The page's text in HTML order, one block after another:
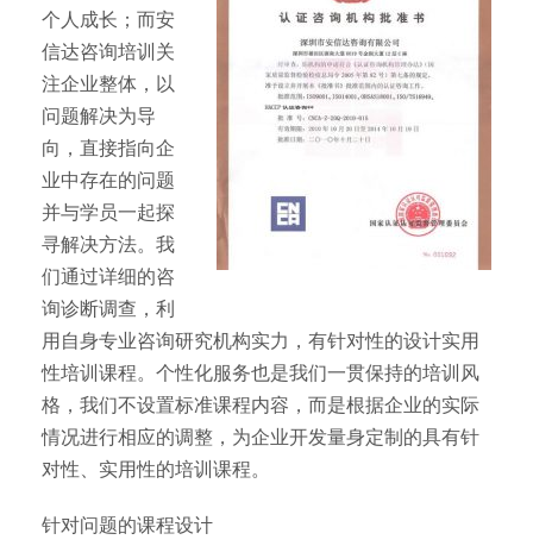
个人成长；而安
信达咨询培训关
注企业整体，以
问题解决为导
向，直接指向企
业中存在的问题
并与学员一起探
寻解决方法。我
们通过详细的咨
询诊断调查，利
用自身专业咨询研究机构实力，有针对性的设计实用
性培训课程。个性化服务也是我们一贯保持的培训风
格，我们不设置标准课程内容，而是根据企业的实际
情况进行相应的调整，为企业开发量身定制的具有针
对性、实用性的培训课程。
针对问题的课程设计